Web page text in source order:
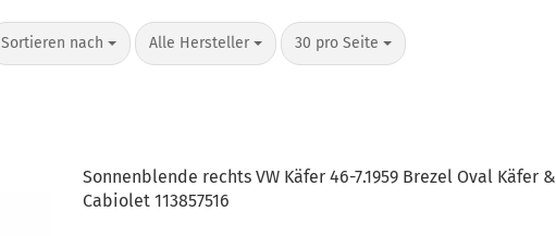
Sortieren nach
Sortieren nach Alle Hersteller
pro Seite 30 pro Seite
pro Seite
Sonnenblende rechts VW Käfer 46-7.1959 Brezel Oval Käfer &
Cabiolet 113857516